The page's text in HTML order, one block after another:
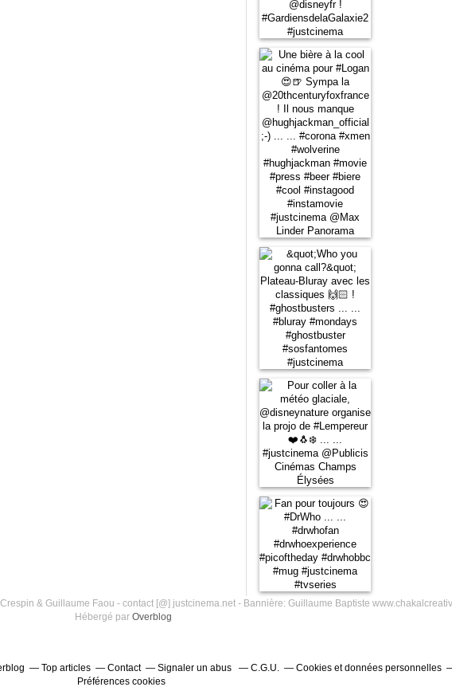
& Guillaume Faou - contact [@] justcinema.net - Bannière: Guillaume Baptiste
Hébergé par Overblog
Top articles Contact Signaler un abus C.G.U.
Cookies et données personnelles
Préférences cookies